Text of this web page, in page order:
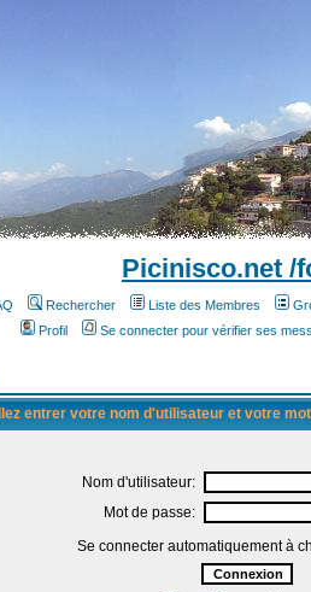
Picinisco.net /
Rechercher Liste des Membres
Profil
Se connecter pour vérifier ses
entrer votre nom d'utilisateur et votre
Nom d'utilisateur:
Mot de passe:
Se connecter automatiquement à